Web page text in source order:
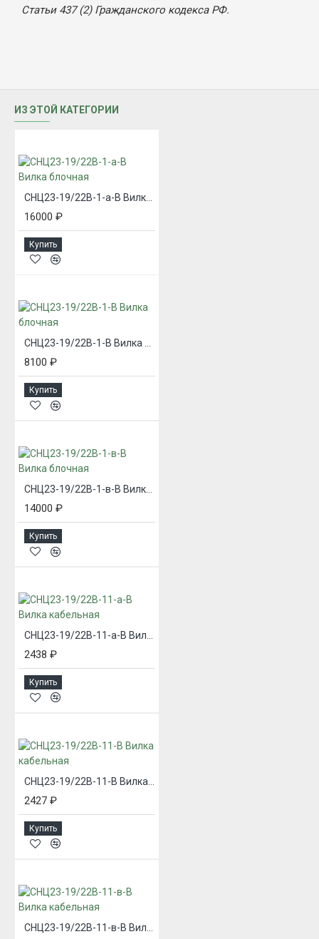
Статьи 437 (2) Гражданского кодекса РФ.
ИЗ ЭТОЙ КАТЕГОРИИ
16000 ₽
Купить
СНЦ23-19/22В-1-В Вилка блочная
8100 ₽
Купить
СНЦ23-19/22В-1-в-В Вилка блочная
14000 ₽
Купить
2438 ₽
Купить
2427 ₽
Купить